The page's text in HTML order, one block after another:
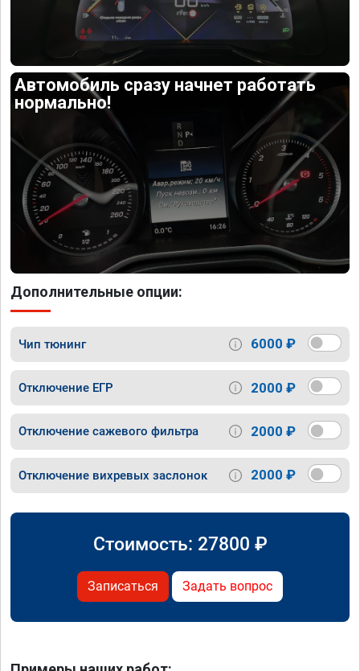
Автомобиль сразу начнет работать
нормально!
Дополнительные опции:
Чип тюнинг 6000 ₽
Отключение ЕГР 2000 ₽
Отключение сажевого фильтра 2000 ₽
Отключение вихревых заслонок 2000 ₽
Стоимость: 27800 ₽
Записаться Задать вопрос